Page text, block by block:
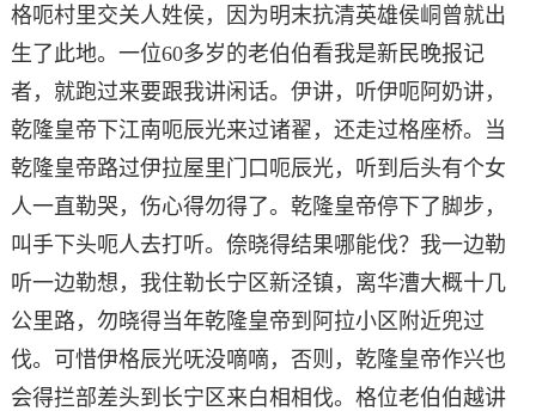
格呃村里交关人姓侯，因为明末抗清英雄侯峒曾就出
生了此地。一位60多岁的老伯伯看我是新民晚报记
者，就跑过来要跟我讲闲话。伊讲，听伊呃阿奶讲，
乾隆皇帝下江南呃辰光来过诸翟，还走过格座桥。当
乾隆皇帝路过伊拉屋里门口呃辰光，听到后头有个女
人一直勒哭，伤心得勿得了。乾隆皇帝停下了脚步，
叫手下头呃人去打听。倷晓得结果哪能伐？我一边勒
听一边勒想，我住勒长宁区新泾镇，离华漕大概十几
公里路，勿晓得当年乾隆皇帝到阿拉小区附近兜过
伐。可惜伊格辰光呒没嘀嘀，否则，乾隆皇帝作兴也
会得拦部差头到长宁区来白相相伐。格位老伯伯越讲